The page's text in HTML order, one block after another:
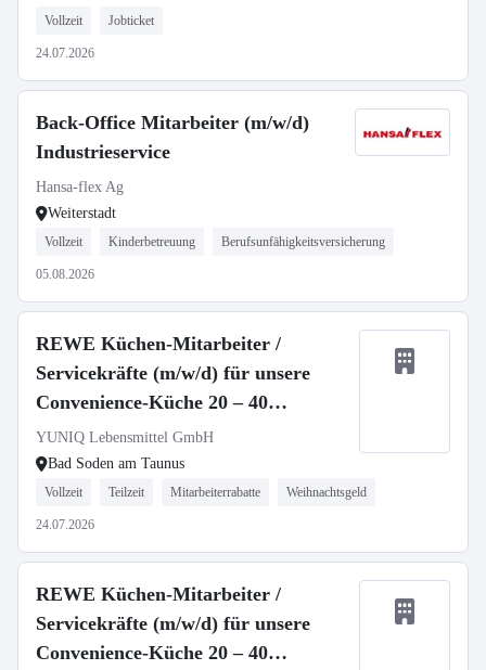
Vollzeit Jobticket
24.07.2026
Back-Office Mitarbeiter (m/w/d)
Industrieservice
Hansa-flex Ag
Weiterstadt
Vollzeit Kinderbetreuung Berufsunfähigkeitsversicherung
05.08.2026
REWE Küchen-Mitarbeiter /
Servicekräfte (m/w/d) für unsere
Convenience-Küche 20 – 40
Std./Woche | Bad-Soden
YUNIQ Lebensmittel GmbH
Bad Soden am Taunus
Vollzeit Teilzeit Mitarbeiterrabatte Weihnachtsgeld
24.07.2026
REWE Küchen-Mitarbeiter /
Servicekräfte (m/w/d) für unsere
Convenience-Küche 20 – 40